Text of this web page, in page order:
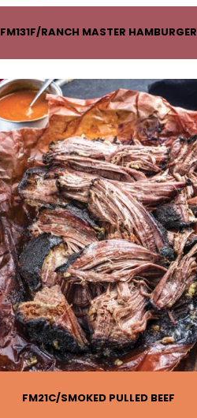
FM131F RANCH MASTER HAMBURGER
FM21C SMOKED PULLED BEEF